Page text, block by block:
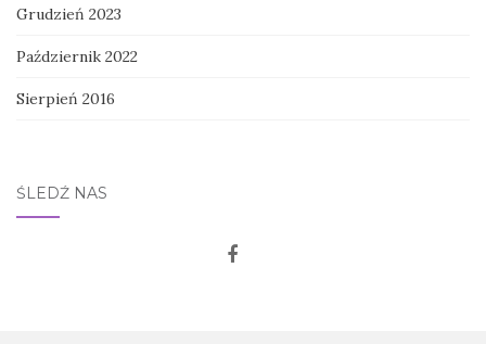
Grudzień 2023
Październik 2022
Sierpień 2016
ŚLEDŹ NAS